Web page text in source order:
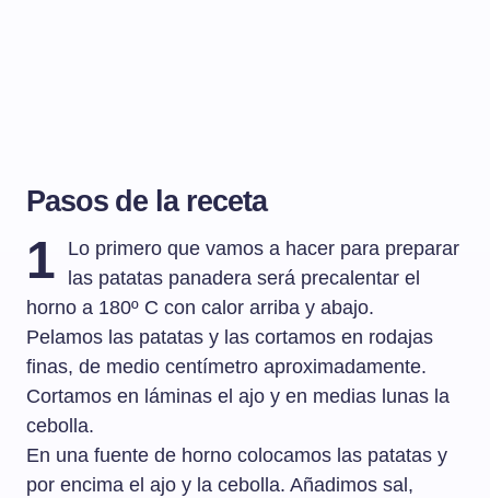
Pasos de la receta
1
Lo primero que vamos a hacer para preparar
las patatas panadera será precalentar el
horno a 180º C con calor arriba y abajo.
Pelamos las patatas y las cortamos en rodajas
finas, de medio centímetro aproximadamente.
Cortamos en láminas el ajo y en medias lunas la
cebolla.
En una fuente de horno colocamos las patatas y
por encima el ajo y la cebolla. Añadimos sal,